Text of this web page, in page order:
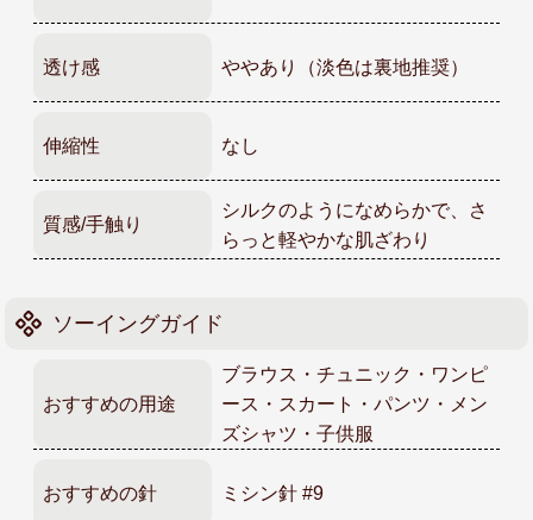
透け感 ややあり（淡色は裏地推奨）
伸縮性 なし
質感/手触り
シルクのようになめらかで、さ
らっと軽やかな肌ざわり
ソーイングガイド
おすすめの用途
ブラウス・チュニック・ワンピ
ース・スカート・パンツ・メン
ズシャツ・子供服
おすすめの針 ミシン針 #9